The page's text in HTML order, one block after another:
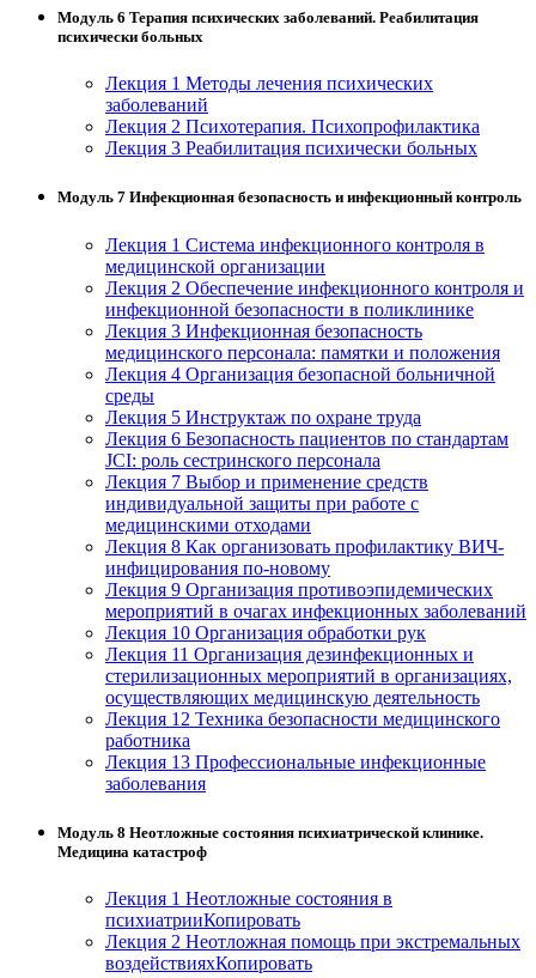
Модуль 6 Терапия психических заболеваний. Реабилитация
психически больных
Лекция 1 Методы лечения психических
заболеваний
Лекция 2 Психотерапия. Психопрофилактика
Лекция 3 Реабилитация психически больных
Модуль 7 Инфекционная безопасность и инфекционный контроль
Лекция 1 Система инфекционного контроля в
медицинской организации
Лекция 2 Обеспечение инфекционного контроля и
инфекционной безопасности в поликлинике
Лекция 3 Инфекционная безопасность
медицинского персонала: памятки и положения
Лекция 4 Организация безопасной больничной
среды
Лекция 5 Инструктаж по охране труда
Лекция 6 Безопасность пациентов по стандартам
JCI: роль сестринского персонала
Лекция 7 Выбор и применение средств
индивидуальной защиты при работе с
медицинскими отходами
Лекция 8 Как организовать профилактику ВИЧ-
инфицирования по-новому
Лекция 9 Организация противоэпидемических
мероприятий в очагах инфекционных заболеваний
Лекция 10 Организация обработки рук
Лекция 11 Организация дезинфекционных и
стерилизационных мероприятий в организациях,
осуществляющих медицинскую деятельность
Лекция 12 Техника безопасности медицинского
работника
Лекция 13 Профессиональные инфекционные
заболевания
Модуль 8 Неотложные состояния психиатрической клинике.
Медицина катастроф
Лекция 1 Неотложные состояния в
психиатрииКопировать
Лекция 2 Неотложная помощь при экстремальных
воздействияхКопировать